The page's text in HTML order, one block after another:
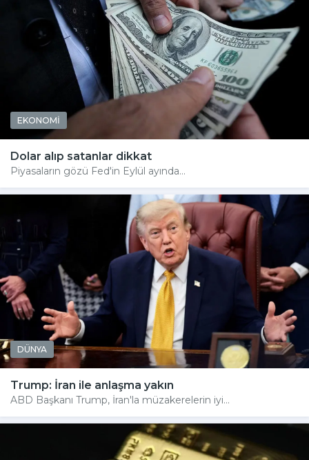
EKONOMİ
Dolar alıp satanlar dikkat
Piyasaların gözü Fed'in Eylül ayında...
DÜNYA
Trump: İran ile anlaşma yakın
ABD Başkanı Trump, İran'la müzakerelerin iyi...